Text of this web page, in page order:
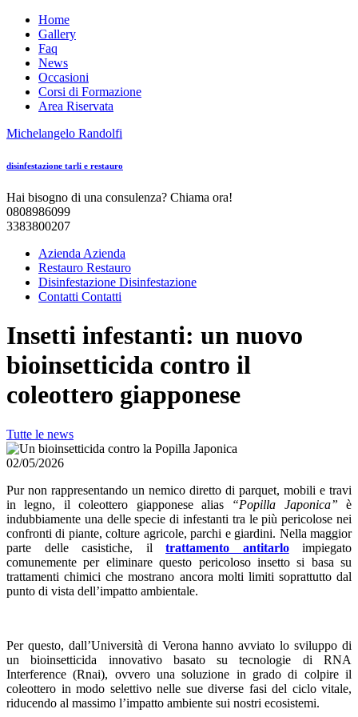
Home
Gallery
Faq
News
Occasioni
Corsi di Formazione
Area Riservata
Michelangelo Randolfi
disinfestazione tarli e restauro
Hai bisogno di una consulenza? Chiama ora!
0808986099
3383800207
Azienda Azienda
Restauro Restauro
Disinfestazione Disinfestazione
Contatti Contatti
Insetti infestanti: un nuovo
bioinsetticida contro il
coleottero giapponese
Tutte le news
02/05/2026
Pur non rappresentando un nemico diretto di parquet, mobili e travi
in legno, il coleottero giapponese alias
“Popilla Japonica” è
indubbiamente una delle specie di infestanti tra le più pericolose nei
confronti di piante, colture agricole, parchi e giardini. Nella maggior
parte delle casistiche, il trattamento antitarloimpiegato
comunemente per eliminare questo pericoloso insetto si basa su
trattamenti chimici che mostrano ancora molti limiti soprattutto dal
punto di vista dell’impatto ambientale.
Per questo, dall’Università di Verona hanno avviato lo sviluppo di
un bioinsetticida innovativo basato su tecnologie di RNA
Interference (Rnai), ovvero una soluzione in grado di colpire il
coleottero in modo selettivo nelle sue diverse fasi del ciclo vitale,
riducendo al massimo l’impatto ambiente sui nostri ecosistemi.